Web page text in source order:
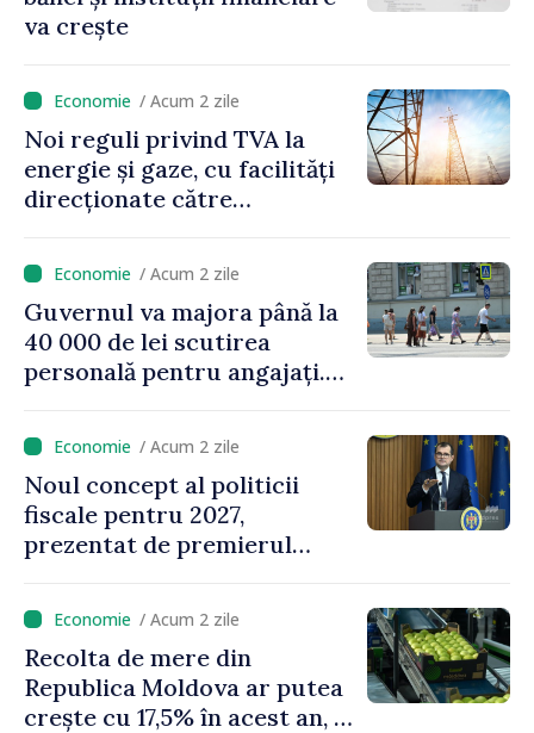
va crește
/ Acum 2 zile
Noi reguli privind TVA la
energie și gaze, cu facilități
direcționate către
/ Acum 2 zile
Guvernul va majora până la
40 000 de lei scutirea
personală pentru angajați.
de milioane de lei îi lăsăm
oamenilor”/ Acum 2 zile
Noul concept al politicii
fiscale pentru 2027,
prezentat de premierul
puțin munca, stimulăm
investițiile, taxăm viciile și
echilibrăm taxarea
consumului”
/ Acum 2 zile
Recolta de mere din
Republica Moldova ar putea
crește cu 17,5% în acest an, în